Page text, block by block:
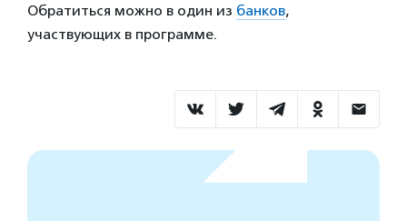
Обратиться можно в один из банков,
участвующих в программе.